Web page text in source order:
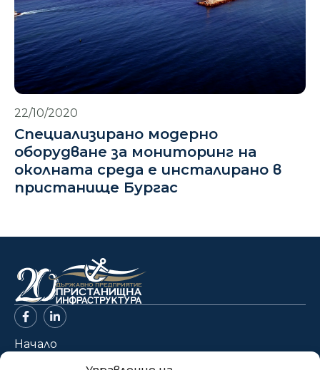
22/10/2020
Специализирано модерно
оборудване за мониторинг на
околната среда е инсталирано в
пристанище Бургас
Начало